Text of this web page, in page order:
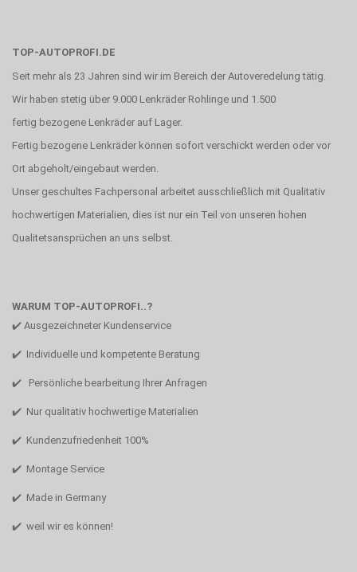
TOP-AUTOPROFI.DE
Seit mehr als 23 Jahren sind wir im Bereich der Autoveredelung tätig.
Wir haben stetig über 9.000 Lenkräder Rohlinge und 1.500
fertig bezogene Lenkräder auf Lager.
Fertig bezogene Lenkräder können sofort verschickt werden oder vor
Ort abgeholt/eingebaut werden.
Unser geschultes Fachpersonal arbeitet ausschließlich mit Qualitativ
hochwertigen Materialien, dies ist nur ein Teil von unseren hohen
Qualitetsansprüchen an uns selbst.
WARUM TOP-AUTOPROFI..?
✔️ Ausgezeichneter Kundenservice
✔️ Individuelle und kompetente Beratung
✔️ Persönliche bearbeitung Ihrer Anfragen
✔️ Nur qualitativ hochwertige Materialien
✔️ Kundenzufriedenheit 100%
✔️ Montage Service
✔️ Made in Germany
✔️ weil wir es können!